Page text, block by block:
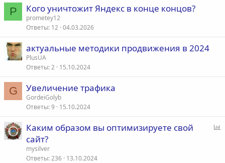
P Кого уничтожит Яндекс в конце концов?
prometey12
Ответы 12 04.03.2026
актуальные методики продвижения в 2024
PlusUA
Ответы 2 15.10.2024
G Увеличение трафика
GordeiGolyb
Ответы 9 15.10.2024
Каким образом вы оптимизируете свой
сайт?
mysilver
Ответы 236 13.10.2024